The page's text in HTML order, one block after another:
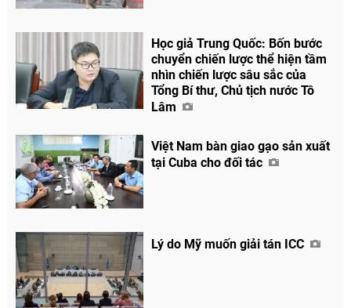
Học giả Trung Quốc: Bốn bước
chuyển chiến lược thể hiện tầm
nhìn chiến lược sâu sắc của
Tổng Bí thư, Chủ tịch nước Tô
Lâm
Việt Nam bàn giao gạo sản xuất
tại Cuba cho đối tác
Lý do Mỹ muốn giải tán ICC